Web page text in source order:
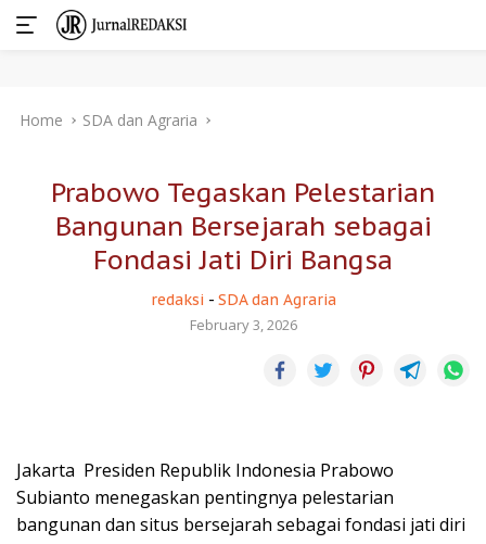
Home SDA dan Agraria
Prabowo Tegaskan Pelestarian
Bangunan Bersejarah sebagai
Fondasi Jati Diri Bangsa
redaksi - SDA dan Agraria
February 3, 2026
Jakarta  Presiden Republik Indonesia Prabowo
Subianto menegaskan pentingnya pelestarian
bangunan dan situs bersejarah sebagai fondasi jati diri